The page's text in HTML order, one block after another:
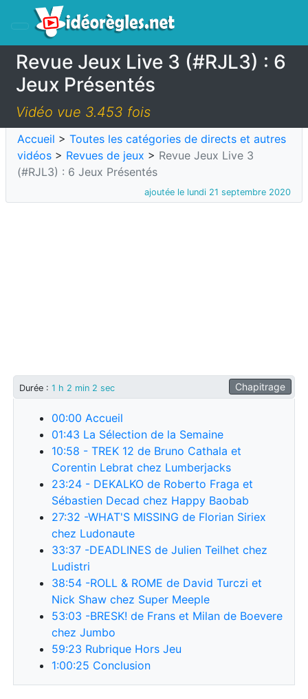
Revue Jeux Live 3 (#RJL3) : 6
Jeux Présentés
Vidéo vue 3.453 fois
Accueil > Toutes les catégories de directs et autres
vidéos > Revues de jeux > Revue Jeux Live 3
(#RJL3) : 6 Jeux Présentés
ajoutée le lundi 21 septembre 2020
Durée : 1 h 2 min 2 sec Chapitrage
00:00 Accueil
01:43 La Sélection de la Semaine
10:58 - TREK 12 de Bruno Cathala et
Corentin Lebrat chez Lumberjacks
23:24 - DEKALKO de Roberto Fraga et
Sébastien Decad chez Happy Baobab
27:32 -WHAT'S MISSING de Florian Siriex
chez Ludonaute
33:37 -DEADLINES de Julien Teilhet chez
Ludistri
38:54 -ROLL & ROME de David Turczi et
Nick Shaw chez Super Meeple
53:03 -BRESK! de Frans et Milan de Boevere
chez Jumbo
59:23 Rubrique Hors Jeu
1:00:25 Conclusion